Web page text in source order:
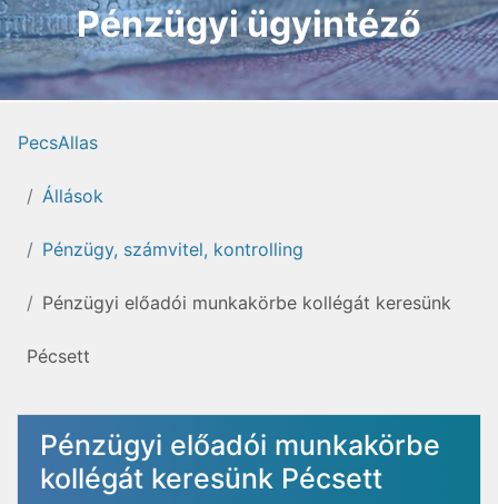
Pénzügyi ügyintéző
PecsAllas
Állások
Pénzügy, számvitel, kontrolling
Pénzügyi előadói munkakörbe kollégát keresünk
Pécsett
Pénzügyi előadói munkakörbe
kollégát keresünk Pécsett